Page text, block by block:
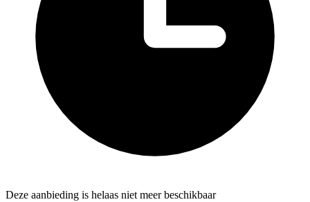
Deze aanbieding is helaas niet meer beschikbaar